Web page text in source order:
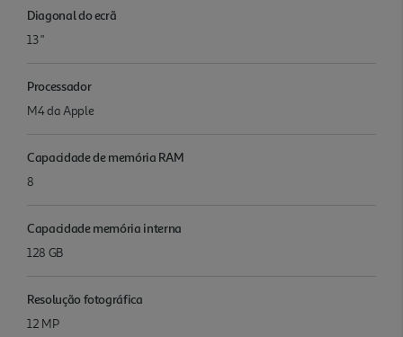
Diagonal do ecrã
13 "
Processador
M4 da Apple
Capacidade de memória RAM
8
Capacidade memória interna
128 GB
Resolução fotográfica
12 MP